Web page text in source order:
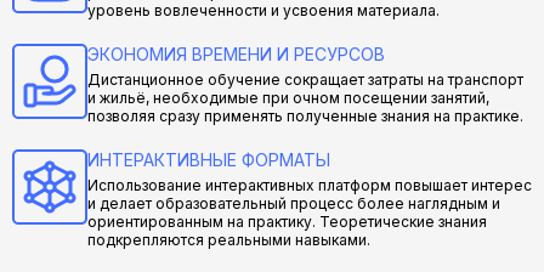
уровень вовлеченности и усвоения материала.
ЭКОНОМИЯ ВРЕМЕНИ И РЕСУРСОВ
Дистанционное обучение сокращает затраты на транспорт
и жильё, необходимые при очном посещении занятий,
позволяя сразу применять полученные знания на практике.
ИНТЕРАКТИВНЫЕ ФОРМАТЫ
Использование интерактивных платформ повышает интерес
и делает образовательный процесс более наглядным и
ориентированным на практику. Теоретические знания
подкрепляются реальными навыками.